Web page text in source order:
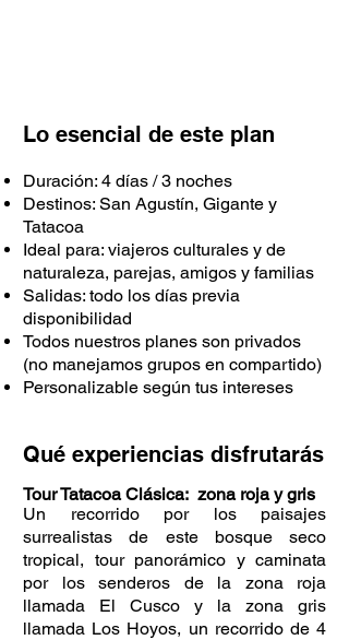
Lo esencial de este plan
Duración: 4 días / 3 noches
Destinos: San Agustín, Gigante y
Tatacoa
Ideal para: viajeros culturales y de
naturaleza, parejas, amigos y familias
Salidas: todo los días previa
disponibilidad
Todos nuestros planes son privados
(no manejamos grupos en compartido)
Personalizable según tus intereses
Qué experiencias disfrutarás
Tour Tatacoa Clásica: zona roja y gris
Un recorrido por los paisajes
surrealistas de este bosque seco
tropical, tour panorámico y caminata
por los senderos de la zona roja
llamada El Cusco y la zona gris
llamada Los Hoyos, un recorrido de 4